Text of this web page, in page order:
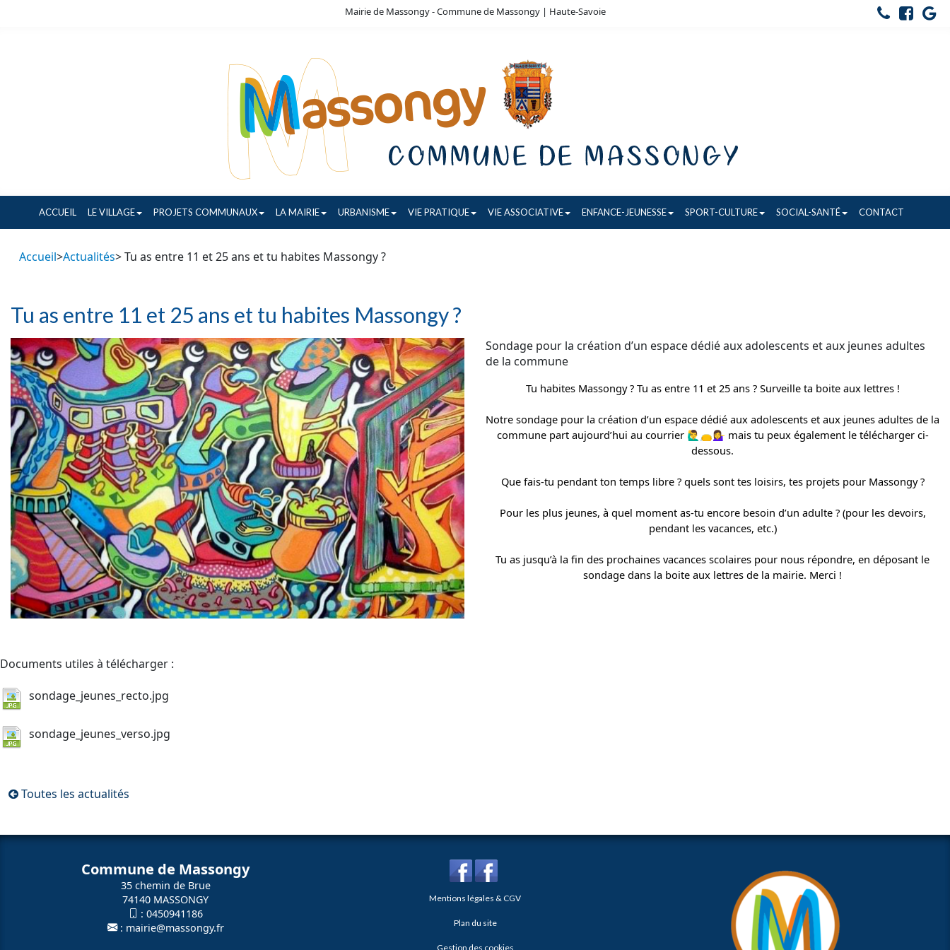
Mairie de Massongy - Commune de Massongy | Haute-Savoie
ACCUEIL LE VILLAGE PROJETS COMMUNAUX LA MAIRIE URBANISME VIE PRATIQUE VIE ASSOCIATIVE ENFANCE-JEUNESSE SPORT-CULTURE SOCIAL-SANTÉ CONTACT
Accueil>Actualités> Tu as entre 11 et 25 ans et tu habites Massongy ?
Tu as entre 11 et 25 ans et tu habites Massongy ?
Sondage pour la création d’un espace dédié aux adolescents et aux jeunes adultes
de la commune
Tu habites Massongy ? Tu as entre 11 et 25 ans ? Surveille ta boite aux lettres !
Notre sondage pour la création d’un espace dédié aux adolescents et aux jeunes adultes de la
commune part aujourd’hui au courrier 🙋‍♂️👝💁‍♀️ mais tu peux également le télécharger ci-
dessous.
Que fais-tu pendant ton temps libre ? quels sont tes loisirs, tes projets pour Massongy ?
Pour les plus jeunes, à quel moment as-tu encore besoin d’un adulte ? (pour les devoirs,
pendant les vacances, etc.)
Tu as jusqu’à la fin des prochaines vacances scolaires pour nous répondre, en déposant le
sondage dans la boite aux lettres de la mairie. Merci !
Documents utiles à télécharger :
sondage_jeunes_recto.jpg
sondage_jeunes_verso.jpg
Toutes les actualités
Commune de Massongy
35 chemin de Brue
74140 MASSONGY
: 0450941186
: mairie@massongy.fr
Mentions légales & CGV
Plan du site
Gestion des cookies